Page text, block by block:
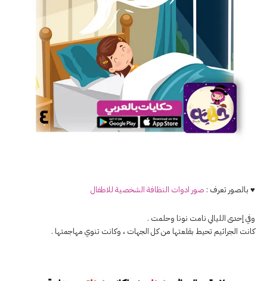
♥ بالصور تعرف : صور ادوات النظافة الشخصية للاطفال
وفي إحدى الليالي نامت نونا وحلمت .
كانت الجراثيم تحيط بقلعتها من كل الجهات ، وكانت تنوي مهاجمتها .